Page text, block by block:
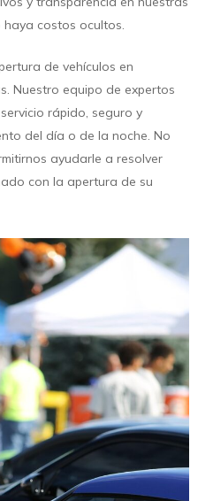
costos ocultos.
de vehículos en
Nuestro equipo de expertos
rápido, seguro y
del día o de la noche. No
ayudarle a resolver
con la apertura de su